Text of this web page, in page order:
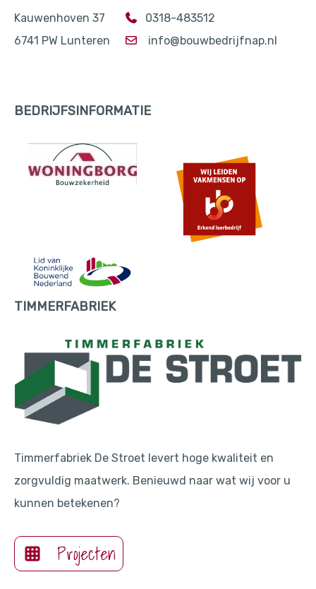
Kauwenhoven 37
6741 PW Lunteren
0318-483512
info@bouwbedrijfnap.nl
BEDRIJFSINFORMATIE
TIMMERFABRIEK
Timmerfabriek De Stroet levert hoge kwaliteit en
zorgvuldig maatwerk. Benieuwd naar wat wij voor u
kunnen betekenen?
Projecten